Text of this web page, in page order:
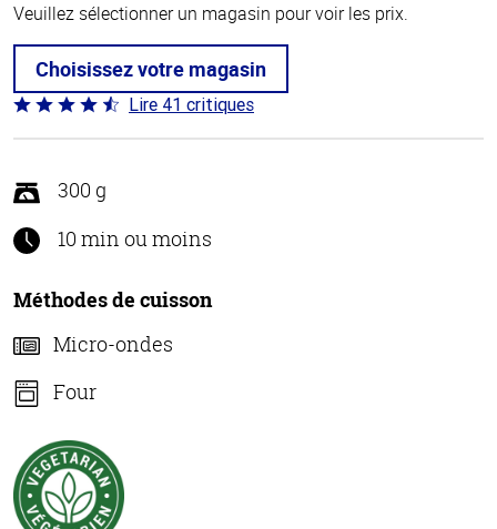
Veuillez sélectionner un magasin pour voir les prix.
Choisissez votre magasin
Coté
4.4 sur
Lire 41 critiques
300 g
10 min ou moins
Méthodes de cuisson
Micro-ondes
Four